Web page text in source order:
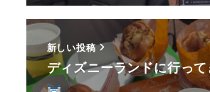
新しい投稿
ディズニーランドに行っ